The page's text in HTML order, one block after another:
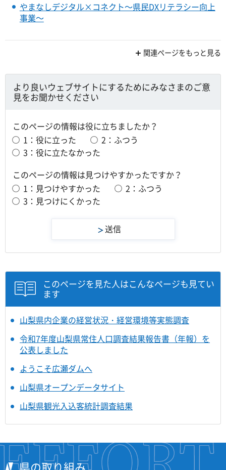
やまなしデジタル×コネクト～県民DXリテラシー向上
事業～
関連ページをもっと見る
より良いウェブサイトにするためにみなさまのご意
見をお聞かせください
このページの情報は役に立ちましたか？
1：役に立った
2：ふつう
3：役に立たなかった
このページの情報は見つけやすかったですか？
1：見つけやすかった
2：ふつう
3：見つけにくかった
このページを見た人はこんなページも見てい
ます
山梨県内企業の経営状況・経営環境等実態調査
令和7年度山梨県常住人口調査結果報告書（年報）を
公表しました
ようこそ広瀬ダムへ
山梨県オープンデータサイト
山梨県観光入込客統計調査結果
県の取り組み